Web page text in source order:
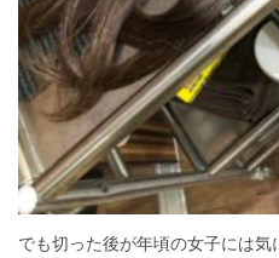
でも切った後が年頃の女子には気